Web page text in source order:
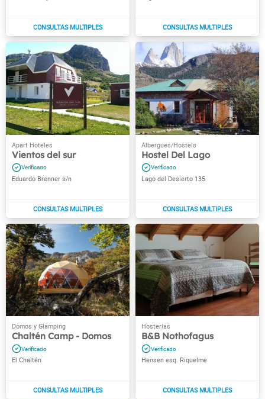
Vientos del sur
Eduardo Brenner s/n
Hostel Del Lago
Lago del Desierto 135
Chaltén Camp - Domos
El Chaltén
B&B Nothofagus
Hensen esq. Riquelme